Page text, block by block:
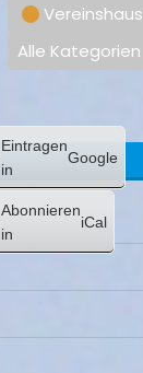
Vereinshaus
Alle Kategorien
Eintragen
in
Google
Abonnieren
in
iCal